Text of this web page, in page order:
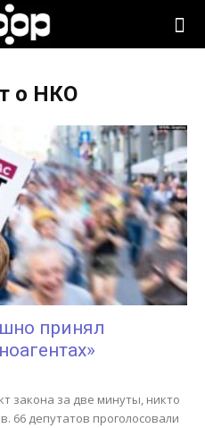
о НКО
принял
закона за две минуты, никто
66 депутатов проголосовали